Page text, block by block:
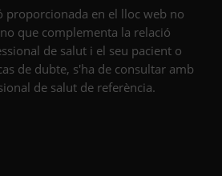
proporcionada en el lloc web no
que complementa la relació
de salut i el seu pacient o
de dubte, s'ha de consultar amb
de salut de referència.